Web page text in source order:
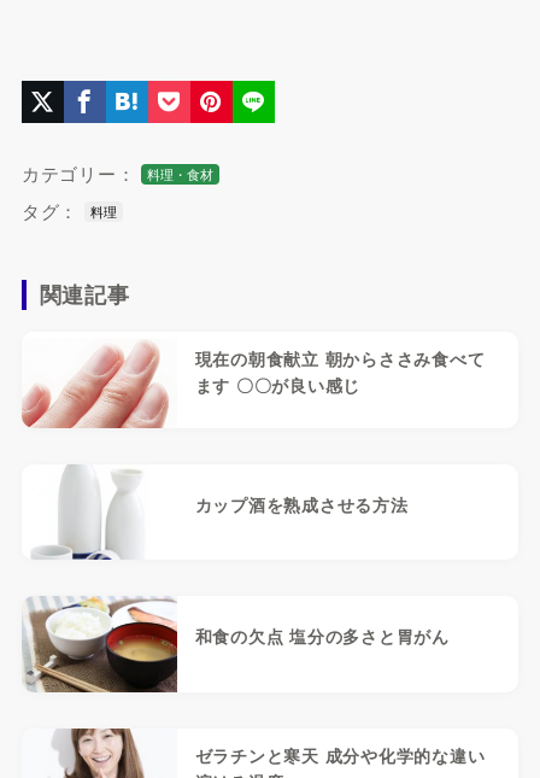
カテゴリー： 料理・食材
タグ： 料理
関連記事
現在の朝食献立 朝からささみ食べて
ます 〇〇が良い感じ
カップ酒を熟成させる方法
和食の欠点 塩分の多さと胃がん
ゼラチンと寒天 成分や化学的な違い